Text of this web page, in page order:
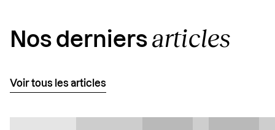
Nos derniers articles
Voir tous les articles